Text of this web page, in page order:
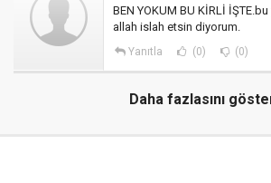
BEN YOKUM BU KİRLİ
allah islah etsin diyorum.
Yanıtla (0) (0)
Daha fazlasını